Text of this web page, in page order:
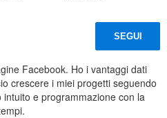
SEGUI
Facebook. Ho i vantaggi dati
crescere i miei progetti seguendo
e programmazione con la